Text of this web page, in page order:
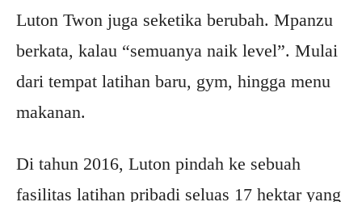
Luton Twon juga seketika berubah. Mpanzu
berkata, kalau “semuanya naik level”. Mulai
dari tempat latihan baru, gym, hingga menu
makanan.
Di tahun 2016, Luton pindah ke sebuah
fasilitas latihan pribadi seluas 17 hektar yang